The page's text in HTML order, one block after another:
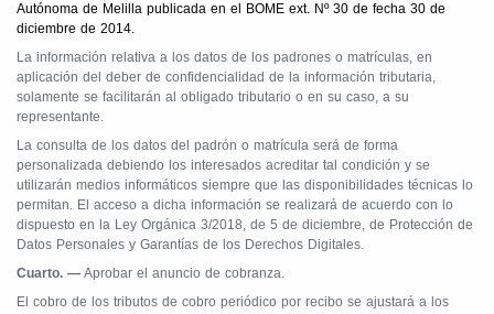
Autónoma de Melilla publicada en el BOME ext. Nº 30 de fecha 30 de
diciembre de 2014.
La información relativa a los datos de los padrones o matrículas, en
aplicación del deber de confidencialidad de la información tributaria,
solamente se facilitarán al obligado tributario o en su caso, a su
representante.
La consulta de los datos del padrón o matrícula será de forma
personalizada debiendo los interesados acreditar tal condición y se
utilizarán medios informáticos siempre que las disponibilidades técnicas lo
permitan. El acceso a dicha información se realizará de acuerdo con lo
dispuesto en la Ley Orgánica 3/2018, de 5 de diciembre, de Protección de
Datos Personales y Garantías de los Derechos Digitales.
Cuarto. — Aprobar el anuncio de cobranza.
El cobro de los tributos de cobro periódico por recibo se ajustará a los